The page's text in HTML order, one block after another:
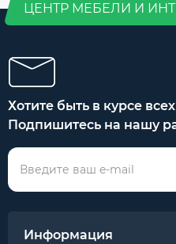
ЦЕНТР МЕБЕЛИ И
Хотите быть в курсе
Подпишитесь на нашу
Информация